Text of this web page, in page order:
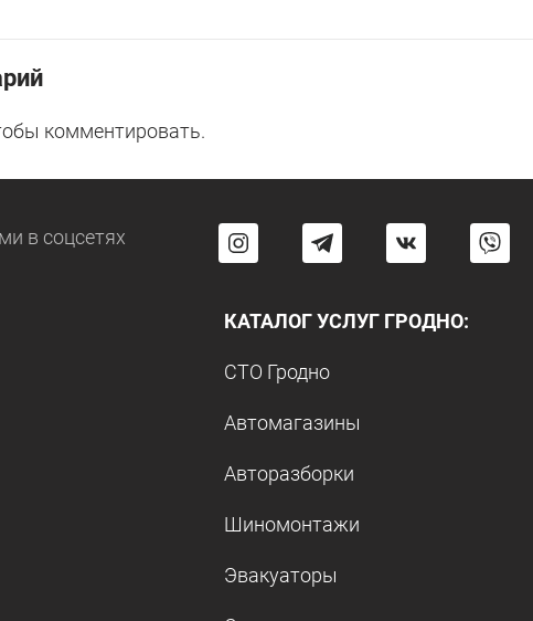
комментировать.
в соцсетях
КАТАЛОГ УСЛУГ ГРОДНО:
СТО Гродно
Автомагазины
Авторазборки
Шиномонтажи
Эвакуаторы